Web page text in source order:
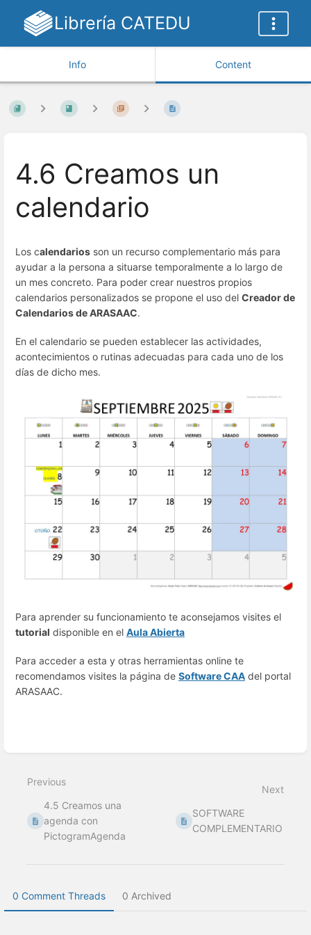
Librería CATEDU
Info Content
4.6 Creamos un
calendario
Los calendarios son un recurso complementario más para
ayudar a la persona a situarse temporalmente a lo largo de
un mes concreto. Para poder crear nuestros propios
calendarios personalizados se propone el uso del Creador de
Calendarios de ARASAAC.
En el calendario se pueden establecer las actividades,
acontecimientos o rutinas adecuadas para cada uno de los
días de dicho mes.
Para aprender su funcionamiento te aconsejamos visites el
tutorial disponible en el Aula Abierta
Para acceder a esta y otras herramientas online te
recomendamos visites la página de Software CAA del portal
ARASAAC.
mode
Previous
4.5 Creamos una
agenda con
PictogramAgenda
Next
SOFTWARE
COMPLEMENTARIO
0 Comment Threads 0 Archived